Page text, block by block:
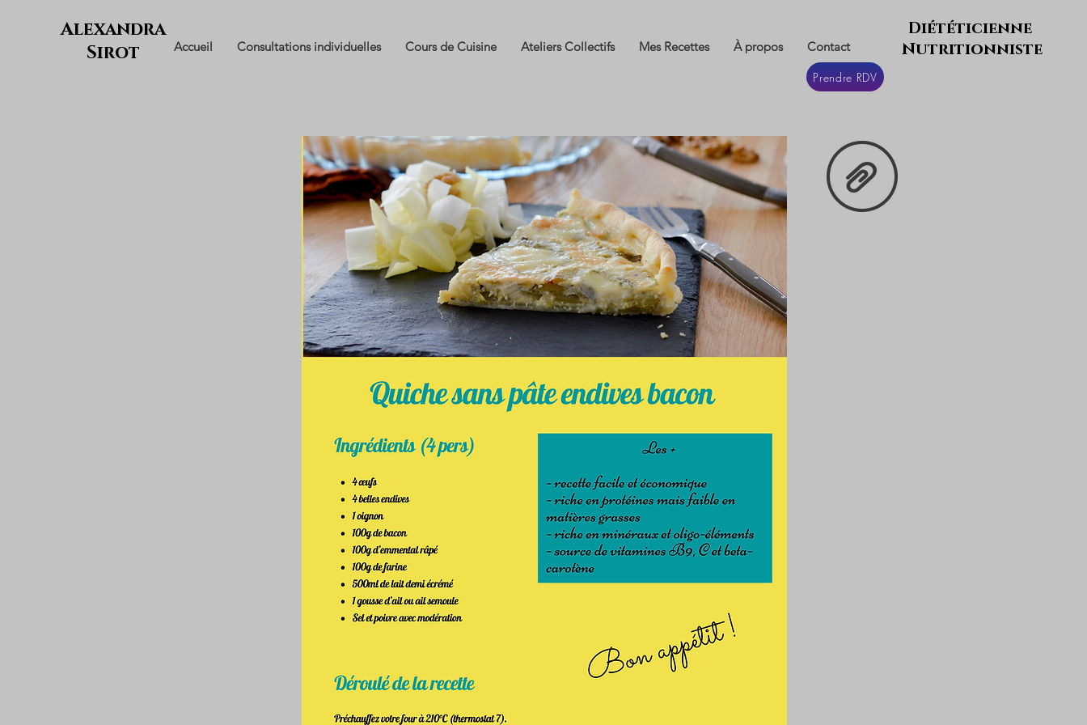
Alexandra
Sirot
Accueil Consultations individuelles Cours de Cuisine Ateliers Collectifs Mes Recettes À propos
Contact
Prendre RDV
Diététicienne
Nutritionniste